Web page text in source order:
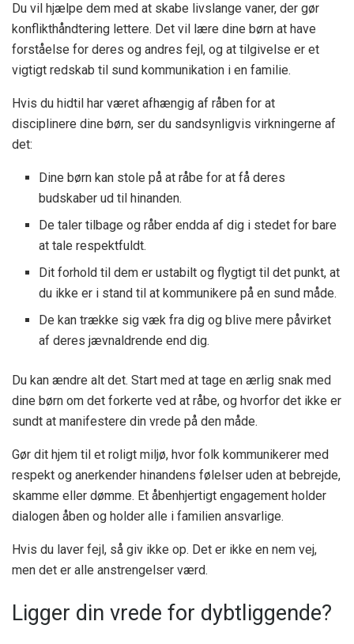
Du vil hjælpe dem med at skabe livslange vaner, der gør
konflikthåndtering lettere. Det vil lære dine børn at have
forståelse for deres og andres fejl, og at tilgivelse er et
vigtigt redskab til sund kommunikation i en familie.
Hvis du hidtil har været afhængig af råben for at
disciplinere dine børn, ser du sandsynligvis virkningerne af
det:
Dine børn kan stole på at råbe for at få deres
budskaber ud til hinanden.
De taler tilbage og råber endda af dig i stedet for bare
at tale respektfuldt.
Dit forhold til dem er ustabilt og flygtigt til det punkt, at
du ikke er i stand til at kommunikere på en sund måde.
De kan trække sig væk fra dig og blive mere påvirket
af deres jævnaldrende end dig.
Du kan ændre alt det. Start med at tage en ærlig snak med
dine børn om det forkerte ved at råbe, og hvorfor det ikke er
sundt at manifestere din vrede på den måde.
Gør dit hjem til et roligt miljø, hvor folk kommunikerer med
respekt og anerkender hinandens følelser uden at bebrejde,
skamme eller dømme. Et åbenhjertigt engagement holder
dialogen åben og holder alle i familien ansvarlige.
Hvis du laver fejl, så giv ikke op. Det er ikke en nem vej,
men det er alle anstrengelser værd.
Ligger din vrede for dybtliggende?